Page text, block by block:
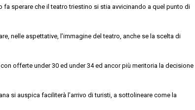
fa sperare che il teatro triestino si stia avvicinando a quel punto di
nelle aspettative, l’immagine del teatro, anche se la scelta di
offerte under 30 ed under 34 ed ancor più meritoria la decisione
si auspica faciliterà l’arrivo di turisti, a sottolineare come la